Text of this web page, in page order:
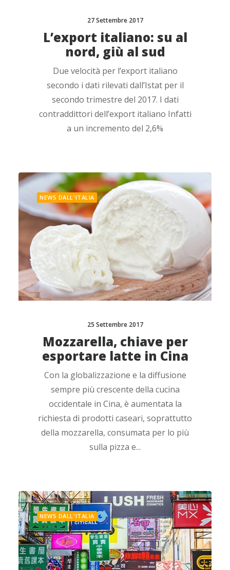
27 Settembre 2017
L’export italiano: su al
nord, giù al sud
Due velocità per l’export italiano
secondo i dati rilevati dall’Istat per il
secondo trimestre del 2017. I dati
contraddittori dell’export italiano Infatti
a un incremento del 2,6%
NEWS DALL'ITALIA
25 Settembre 2017
Mozzarella, chiave per
esportare latte in Cina
Con la globalizzazione e la diffusione
sempre più crescente della cucina
occidentale in Cina, è aumentata la
richiesta di prodotti caseari, soprattutto
della mozzarella, consumata per lo più
sulla pizza e...
NEWS DALL'ITALIA